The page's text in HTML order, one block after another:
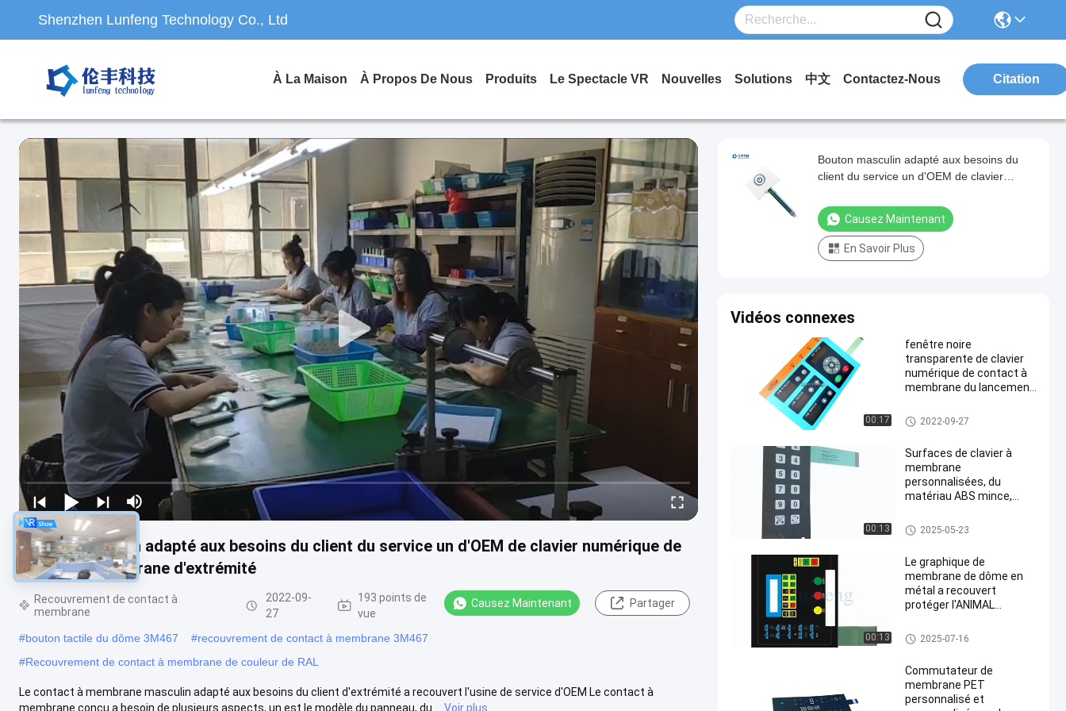
Shenzhen Lunfeng Technology Co., Ltd
À La Maison À Propos De Nous Produits Le Spectacle VR Nouvelles Solutions 中文 Contactez-Nous Citation
Bouton masculin adapté aux besoins du client du service un d'OEM de clavier numérique de
contact à membrane d'extrémité
Recouvrement de contact à
membrane
2022-09-
27
193 points de
vue
Causez Maintenant Partager
#bouton tactile du dôme 3M467 #recouvrement de contact à membrane 3M467
#Recouvrement de contact à membrane de couleur de RAL
Le contact à membrane masculin adapté aux besoins du client d'extrémité a recouvert l'usine de service d'OEM Le contact à
membrane conçu a besoin de plusieurs aspects, un est le modèle du panneau, du ...
Voir plus
Bouton masculin adapté aux besoins du
client du service un d'OEM de clavier
d'extrémité
Causez Maintenant
En Savoir Plus
Vidéos connexes
00:17
fenêtre noire
transparente de clavier
numérique de contact à
membrane du lancement
Recouvrement de contact à m
embrane
2022-09-27
00:13
Surfaces de clavier à
membrane
personnalisées, du
matériau ABS mince,
Recouvrement de contact à m
embrane
2025-05-23
00:13
Le graphique de
membrane de dôme en
métal a recouvert
protéger l'ANIMAL
Panel Overlay de circuit
Recouvrement de contact à m
embrane
2025-07-16
Commutateur de
membrane PET
personnalisé et